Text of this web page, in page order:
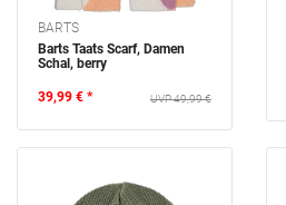
BARTS
Barts Taats Scarf, Damen
Schal, berry
49,99 €
39,99 € *